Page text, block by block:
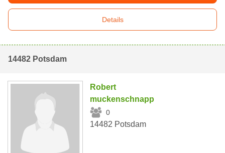
Details
14482 Potsdam
Robert
muckenschnapp
0
14482 Potsdam